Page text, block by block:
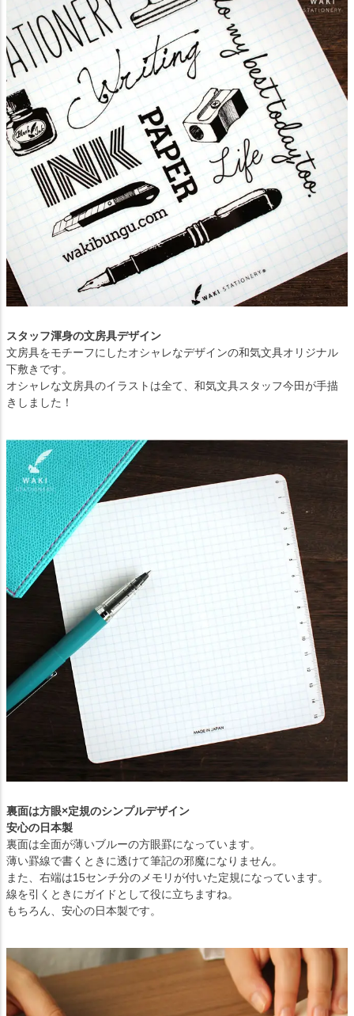
スタッフ渾身の文房具デザイン
文房具をモチーフにしたオシャレなデザインの和気文具オリジナル
下敷きです。
オシャレな文房具のイラストは全て、和気文具スタッフ今田が手描
きしました！
裏面は方眼×定規のシンプルデザイン
安心の日本製
裏面は全面が薄いブルーの方眼罫になっています。
薄い罫線で書くときに透けて筆記の邪魔になりません。
また、右端は15センチ分のメモリが付いた定規になっています。
線を引くときにガイドとして役に立ちますね。
もちろん、安心の日本製です。